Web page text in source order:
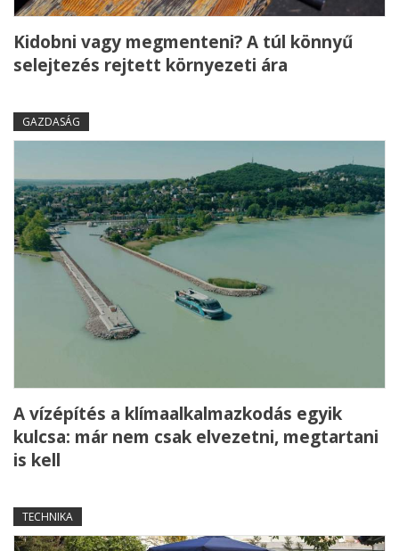
Kidobni vagy megmenteni? A túl könnyű
selejtezés rejtett környezeti ára
GAZDASÁG
A vízépítés a klímaalkalmazkodás egyik
kulcsa: már nem csak elvezetni, megtartani
is kell
TECHNIKA